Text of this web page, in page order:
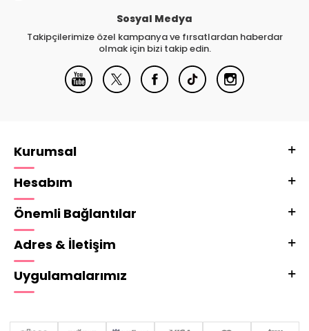
Sosyal Medya
Takipçilerimize özel kampanya ve fırsatlardan haberdar
olmak için bizi takip edin.
Kurumsal
Hesabım
Önemli Bağlantılar
Adres & İletişim
Uygulamalarımız